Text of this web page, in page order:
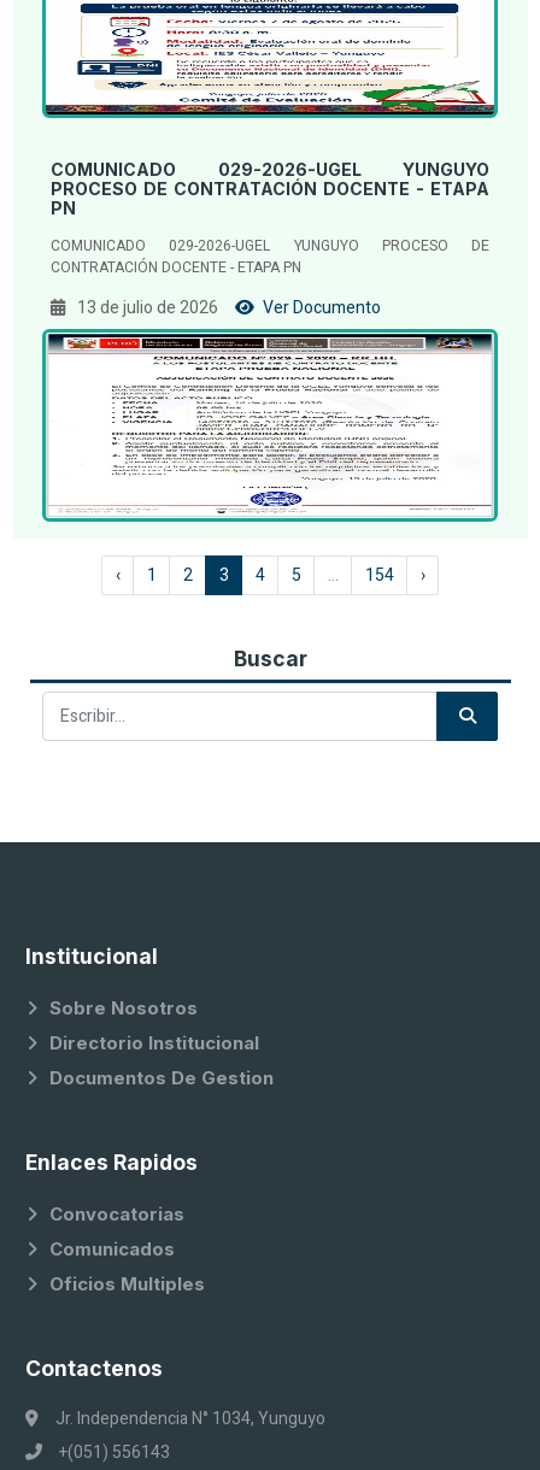
COMUNICADO 029-2026-UGEL YUNGUYO
PROCESO DE CONTRATACIÓN DOCENTE - ETAPA
PN
COMUNICADO 029-2026-UGEL YUNGUYO PROCESO DE
CONTRATACIÓN DOCENTE - ETAPA PN
13 de julio de 2026 Ver Documento
‹ 1 2 3 4 5 ... 154 ›
Buscar
Institucional
Sobre Nosotros
Directorio Institucional
Documentos De Gestion
Enlaces Rapidos
Convocatorias
Comunicados
Oficios Multiples
Contactenos
Jr. Independencia N° 1034, Yunguyo
+(051) 556143